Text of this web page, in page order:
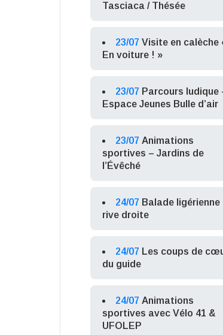
Tasciaca / Thésée
23/07 Visite en calèche
En voiture ! »
23/07 Parcours ludique
Espace Jeunes Bulle d’air
23/07 Animations
sportives – Jardins de
l’Évêché
24/07 Balade ligérienne
rive droite
24/07 Les coups de
du guide
24/07 Animations
sportives avec Vélo 41 &
UFOLEP